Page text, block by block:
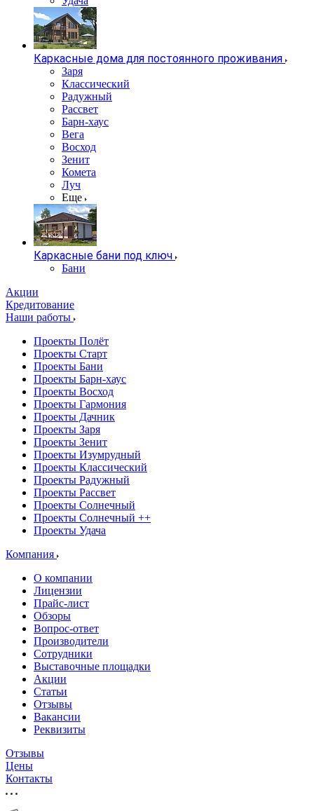
Каркасные дома для постоянного проживания
Заря
Классический
Радужный
Рассвет
Барн-хаус
Вега
Восход
Зенит
Комета
Луч
Еще
Каркасные бани под ключ
Бани
Акции
Кредитование
Наши работы
Проекты Полёт
Проекты Старт
Проекты Бани
Проекты Барн-хаус
Проекты Восход
Проекты Гармония
Проекты Дачник
Проекты Заря
Проекты Зенит
Проекты Изумрудный
Проекты Классический
Проекты Радужный
Проекты Рассвет
Проекты Солнечный
Проекты Солнечный ++
Проекты Удача
Компания
О компании
Лицензии
Прайс-лист
Обзоры
Вопрос-ответ
Производители
Сотрудники
Выставочные площадки
Акции
Статьи
Отзывы
Вакансии
Реквизиты
Отзывы
Цены
Контакты